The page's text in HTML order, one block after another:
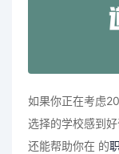
如果你正在考虑
选择的学校感到
还能帮助你在 的